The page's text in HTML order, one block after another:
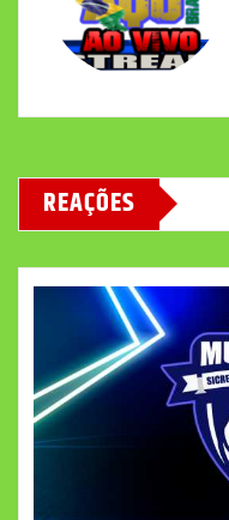
REAÇÕES